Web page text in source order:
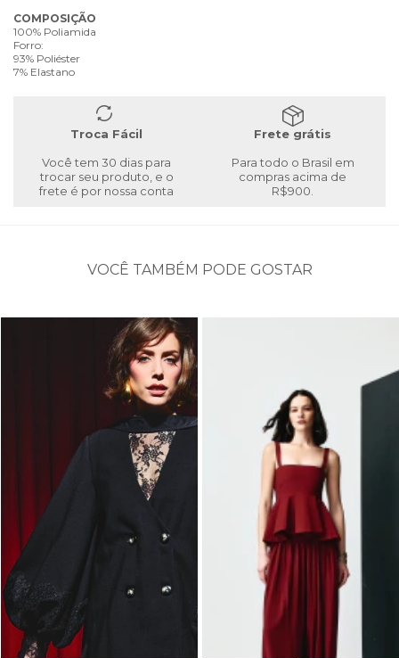
COMPOSIÇÃO
100% Poliamida
Forro:
93% Poliéster
7% Elastano
Troca Fácil
Você tem 30 dias para
trocar seu produto, e o
frete é por nossa conta
Frete grátis
Para todo o Brasil em
compras acima de
R$900.
VOCÊ TAMBÉM PODE GOSTAR